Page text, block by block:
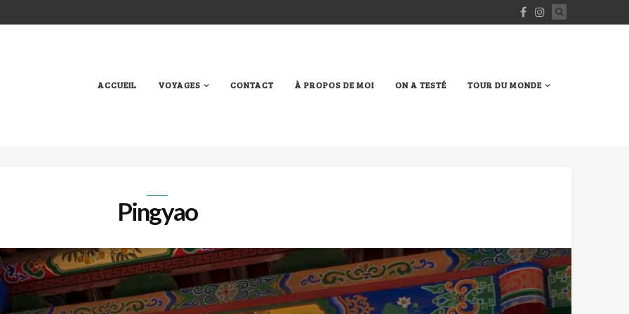
ACCUEIL VOYAGES CONTACT À PROPOS DE MOI ON A TESTÉ TOUR DU MONDE
Pingyao